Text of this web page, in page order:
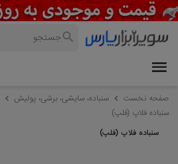
صفحه نخست سنباده، سایشی، برشی، پولیش
سنباده فلاپ (فلپ)
سنباده فلاپ (فلپ)